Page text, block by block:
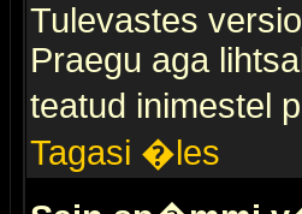
Tulevastes
Praegu aga
teatud inimestel
Tagasi �les